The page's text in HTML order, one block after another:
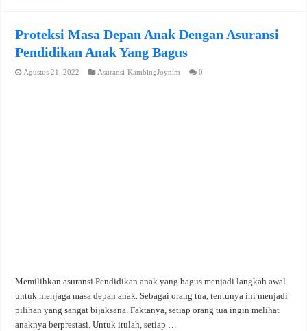
Proteksi Masa Depan Anak Dengan Asuransi
Pendidikan Anak Yang Bagus
Agustus 21, 2022 Asuransi-KambingJoynim 0
Memilihkan asuransi Pendidikan anak yang bagus menjadi langkah awal
untuk menjaga masa depan anak. Sebagai orang tua, tentunya ini menjadi
pilihan yang sangat bijaksana. Faktanya, setiap orang tua ingin melihat
anaknya berprestasi. Untuk itulah, setiap …